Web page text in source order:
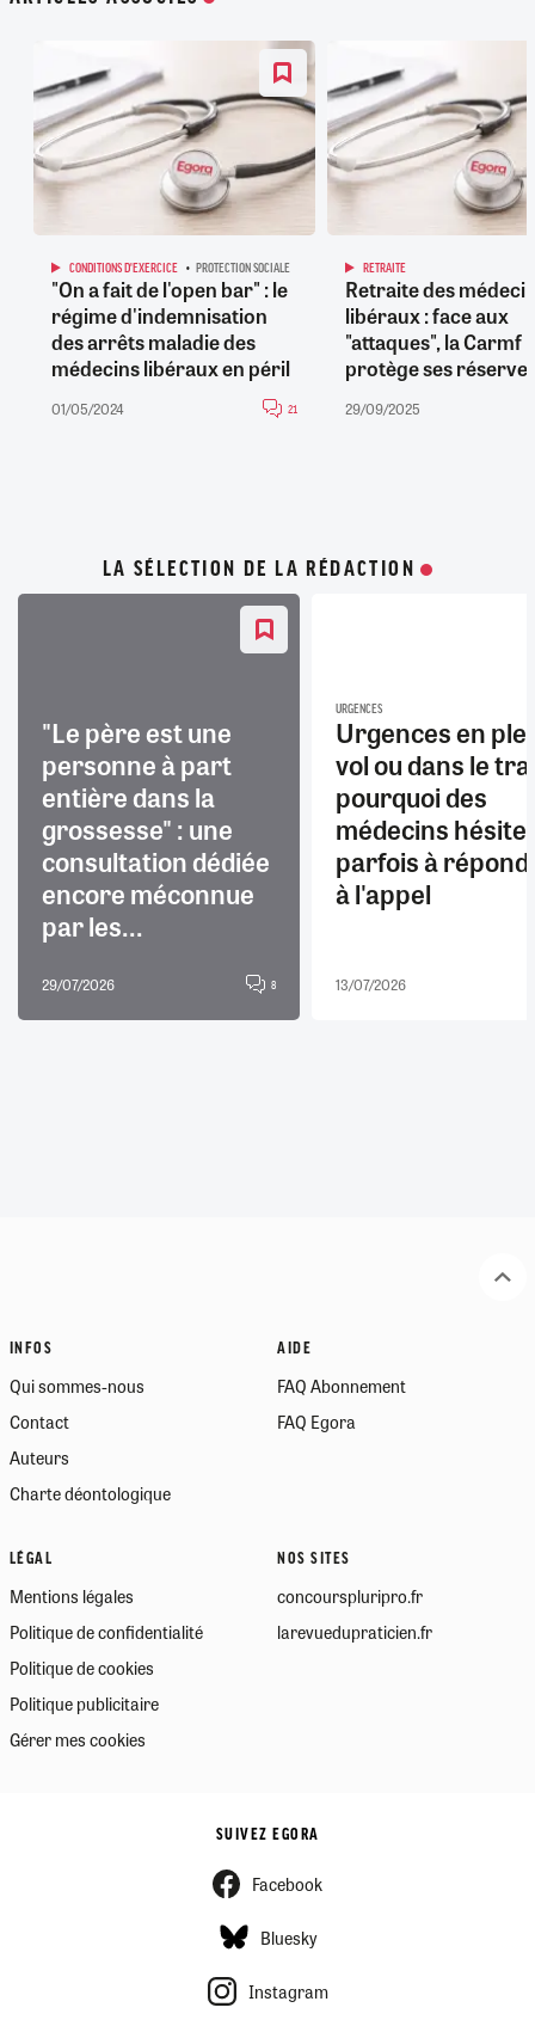
CONDITIONS D'EXERCICE PROTECTION SOCIALE
"On a fait de l'open bar" : le
régime d'indemnisation
des arrêts maladie des
médecins libéraux en péril
01/05/2024 21
RETRAITE
Retraite des
libéraux : face aux
"attaques", la Carmf
protège ses
29/09/2025
LA SÉLECTION DE LA RÉDACTION
"Le père est une
personne à part
entière dans la
grossesse" : une
consultation dédiée
encore méconnue
par les...
29/07/2026 8
URGENCES
Urgences en
vol ou dans le
pourquoi des
médecins
parfois à
à l'appel
13/07/2026
INFOS
Qui sommes-nous
Contact
Auteurs
Charte déontologique
AIDE
FAQ Abonnement
FAQ Egora
LÉGAL
Mentions légales
Politique de confidentialité
Politique de cookies
Politique publicitaire
Gérer mes cookies
NOS SITES
concourspluripro.fr
larevuedupraticien.fr
SUIVEZ EGORA
Facebook
Bluesky
Instagram